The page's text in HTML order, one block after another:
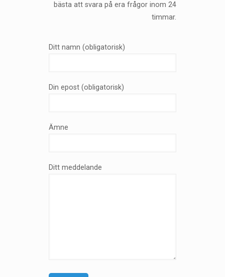
bästa att svara på era frågor inom 24
timmar.
Ditt namn (obligatorisk)
Din epost (obligatorisk)
Ämne
Ditt meddelande